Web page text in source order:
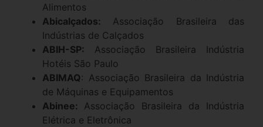
Alimentos
Abicalçados: Associação Brasileira das
Indústrias de Calçados
ABIH-SP: Associação Brasileira Indústria
Hotéis São Paulo
ABIMAQ: Associação Brasileira da Indústria
de Máquinas e Equipamentos
Abinee: Associação Brasileira da Indústria
Elétrica e Eletrônica